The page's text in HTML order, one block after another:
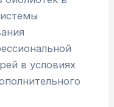
в условиях